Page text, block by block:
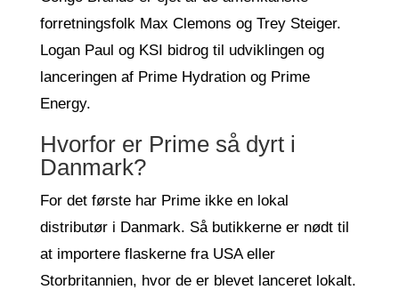
forretningsfolk Max Clemons og Trey Steiger.
Logan Paul og KSI bidrog til udviklingen og
lanceringen af Prime Hydration og Prime
Energy.
Hvorfor er Prime så dyrt i
Danmark?
For det første har Prime ikke en lokal
distributør i Danmark. Så butikkerne er nødt til
at importere flaskerne fra USA eller
Storbritannien, hvor de er blevet lanceret lokalt.